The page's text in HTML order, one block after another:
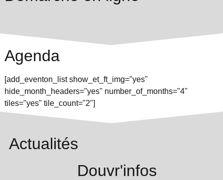
Agenda
[add_eventon_list show_et_ft_img="yes"
hide_month_headers="yes" number_of_months="4"
tiles="yes" tile_count="2"]
Actualités
Douvr'infos